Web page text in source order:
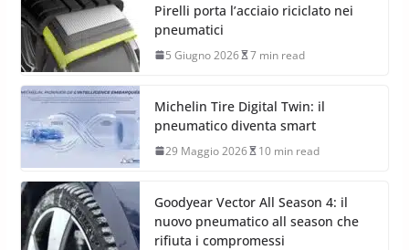
Pirelli porta l’acciaio riciclato nei
pneumatici
5 Giugno 2026 7 min read
Michelin Tire Digital Twin: il
pneumatico diventa smart
29 Maggio 2026 10 min read
Goodyear Vector All Season 4: il
nuovo pneumatico all season che
rifiuta i compromessi